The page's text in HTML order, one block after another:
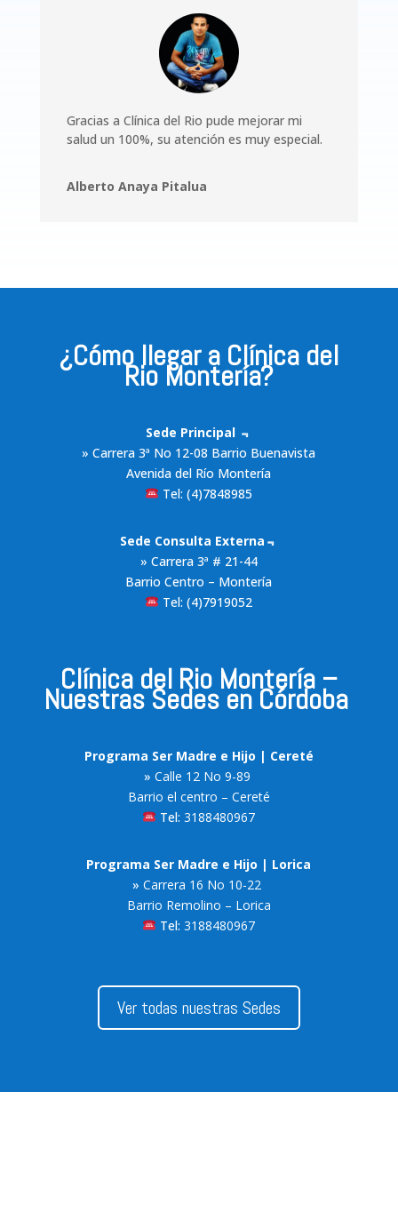
Gracias a Clínica del Rio pude mejorar mi
salud un 100%, su atención es muy especial.
Alberto Anaya Pitalua
¿Cómo llegar a Clínica del
Rio Montería?
Sede Principal ﹃
» Carrera 3ª No 12-08 Barrio Buenavista
Avenida del Río Montería
Tel: (4)7848985
Sede Consulta Externa﹃
» Carrera 3ª # 21-44
Barrio Centro – Montería
Tel: (4)7919052
Clínica del Rio Montería –
Nuestras Sedes en Córdoba
Programa Ser Madre e Hijo | Cereté
» Calle 12 No 9-89
Barrio el centro – Cereté
Tel:3188480967
Programa Ser Madre e Hijo | Lorica
»Carrera 16 No 10-22
Barrio Remolino – Lorica
Tel:3188480967
Ver todas nuestras Sedes